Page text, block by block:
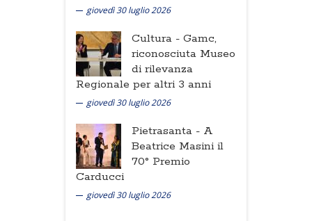
giovedì 30 luglio 2026
Cultura - Gamc,
riconosciuta Museo
di rilevanza
Regionale per altri 3 anni
giovedì 30 luglio 2026
Pietrasanta - A
Beatrice Masini il
70° Premio
Carducci
giovedì 30 luglio 2026